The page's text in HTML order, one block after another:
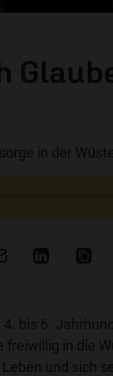
in der Wüste.
bis 6.
freiwillig in die
und sich